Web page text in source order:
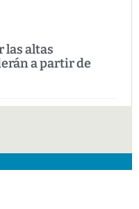
las altas
a partir de